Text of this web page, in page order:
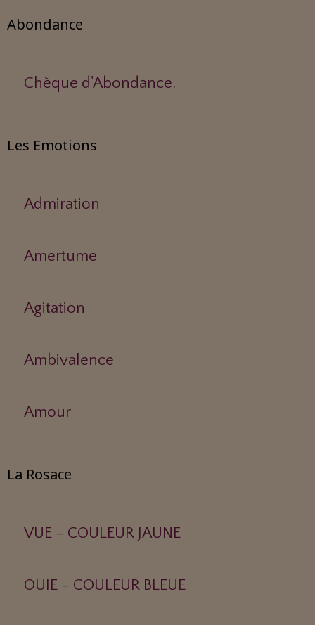
Abondance
Chèque d'Abondance.
Les Emotions
Admiration
Amertume
Agitation
Ambivalence
Amour
La Rosace
VUE - COULEUR JAUNE
OUIE - COULEUR BLEUE